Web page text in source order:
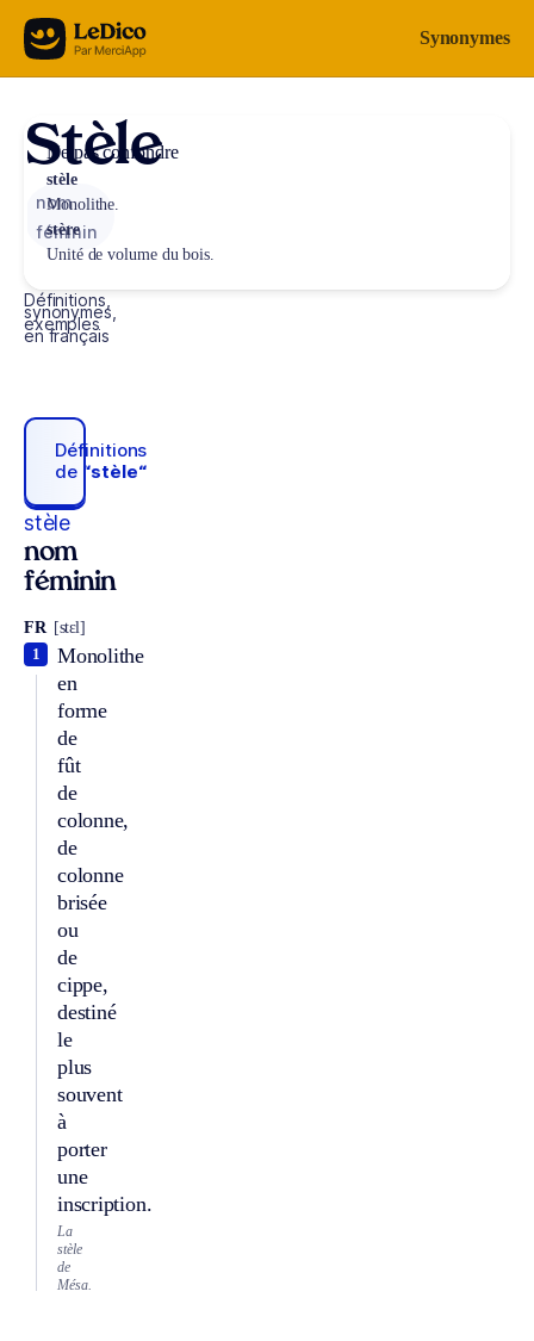
Aller au contenu Synonymes
Stèle
nom
féminin
Définitions,
synonymes,
exemples
en français
Définitions
de “stèle“
stèle
nom
féminin
FR [stɛl]
Monolithe
en
forme
de
fût
de
colonne,
de
colonne
brisée
ou
de
cippe,
destiné
le
plus
souvent
à
porter
une
inscription.
1
La
stèle
de
Mésa.
Ne pas confondre
stèle
Monolithe.
stère
Unité de volume du bois.